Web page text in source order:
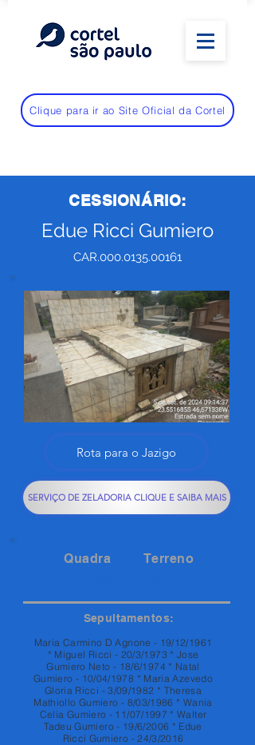
Clique para ir ao Site Oficial da Cortel
CESSIONÁRIO:
Edue Ricci Gumiero
CAR.000.0135.00161
Rota para o Jazigo
SERVIÇO DE ZELADORIA CLIQUE E SAIBA MAIS
Quadra Terreno
Sepultamentos:
Maria Carmino D Agnone - 19/12/1961
* Miguel Ricci - 20/3/1973 * Jose
Gumiero Neto - 18/6/1974 * Natal
Gumiero - 10/04/1978 * Maria Azevedo
Gloria Ricci - 3/09/1982 * Theresa
Mathiollo Gumiero - 8/03/1986 * Wania
Celia Gumiero - 11/07/1997 * Walter
Tadeu Gumiero - 19/6/2006 * Edue
Ricci Gumiero - 24/3/2016